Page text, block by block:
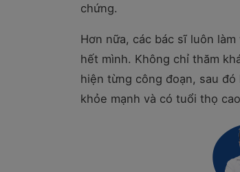
chứng.
Hơn nữa, các bác sĩ luôn
hết mình. Không chỉ thăm
hiện từng công đoạn, sau
khỏe mạnh và có tuổi thọ